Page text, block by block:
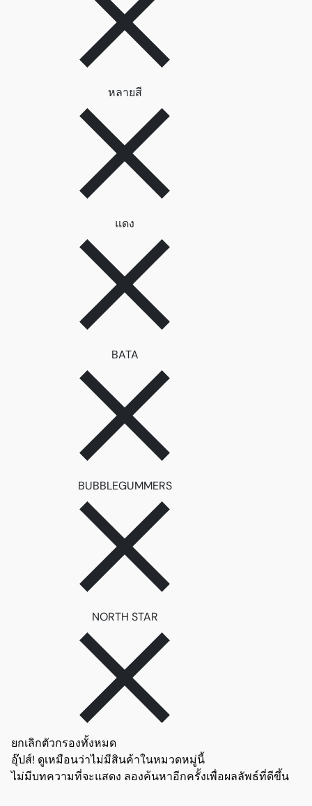
หลายสีลบตัวกรอง หลายสี
แดง
BATAลบตัวกรอง BATA
BUBBLEGUMMERSลบตัวกรอง
NORTH STARลบตัวกรอง NORTH STAR
ยกเลิกตัวกรองทั้งหมด
อุ๊ปส์! ดูเหมือนว่าไม่มีสินค้าในหมวดหมู่นี้
ไม่มีบทความที่จะแสดง ลองค้นหาอีกครั้งเพื่อผลลัพธ์ที่ดีขึ้น